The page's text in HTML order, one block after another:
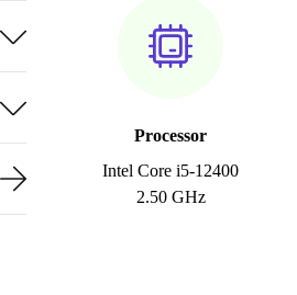
Processor
Intel Core i5-12400
2.50 GHz